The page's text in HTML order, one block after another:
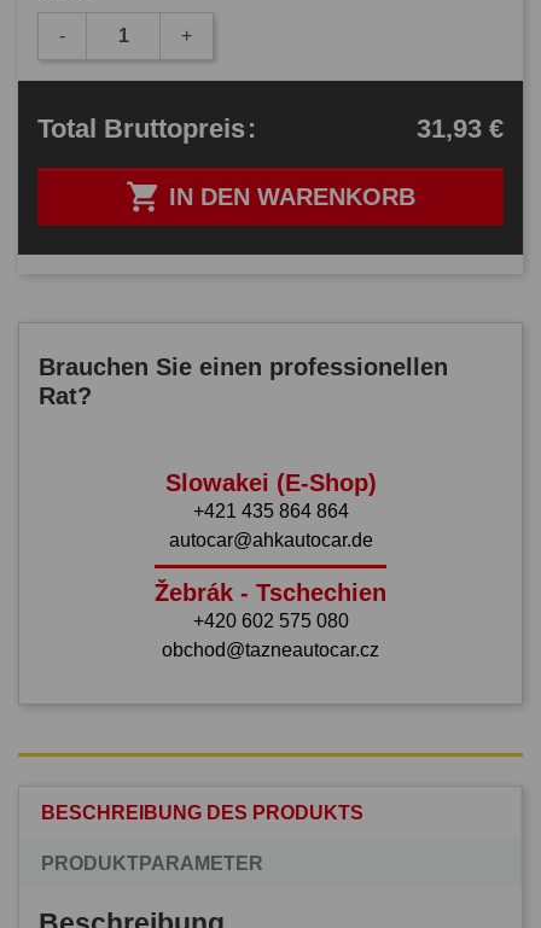
- +
 IN DEN WARENKORB
Total Bruttopreis: 31,93 €
Brauchen Sie einen professionellen
Rat?
Slowakei (E-Shop)
+421 435 864 864
autocar@ahkautocar.de
Žebrák - Tschechien
+420 602 575 080
obchod@tazneautocar.cz
BESCHREIBUNG DES PRODUKTS
PRODUKTPARAMETER